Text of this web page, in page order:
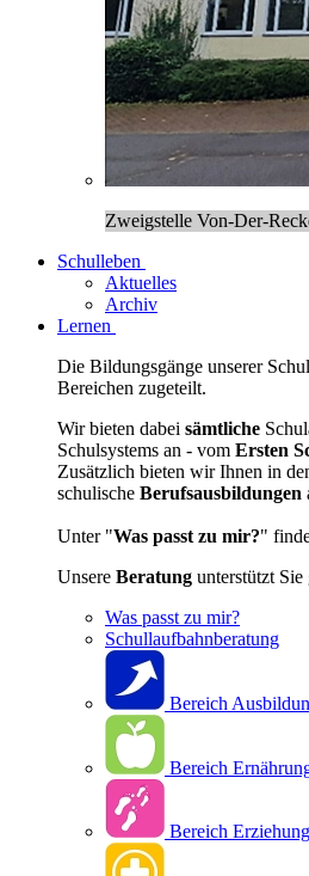
Zweigstelle Von-Der-
Schulleben
Aktuelles
Archiv
Lernen
Die Bildungsgänge unserer
Bereichen zugeteilt.
Wir bieten dabei sämtliche
Schulsystems an - vom Ersten
Zusätzlich bieten wir Ihnen in
schulische Berufsausbildungen
Unter "Was passt zu mir?"
Unsere Beratung unterstützt Sie
Was passt zu mir?
Schullaufbahnberatung
Bereich
Bereich
Bereich Erziehung